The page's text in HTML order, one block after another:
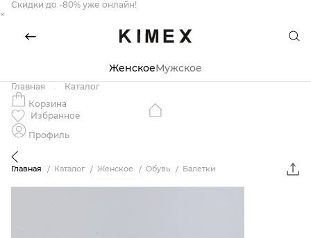
Скидки до -80% уже онлайн!
×
ЖенскоеМужское
Главная
Каталог
Корзина
Избранное
Профиль
Главная Каталог Женское Обувь Балетки